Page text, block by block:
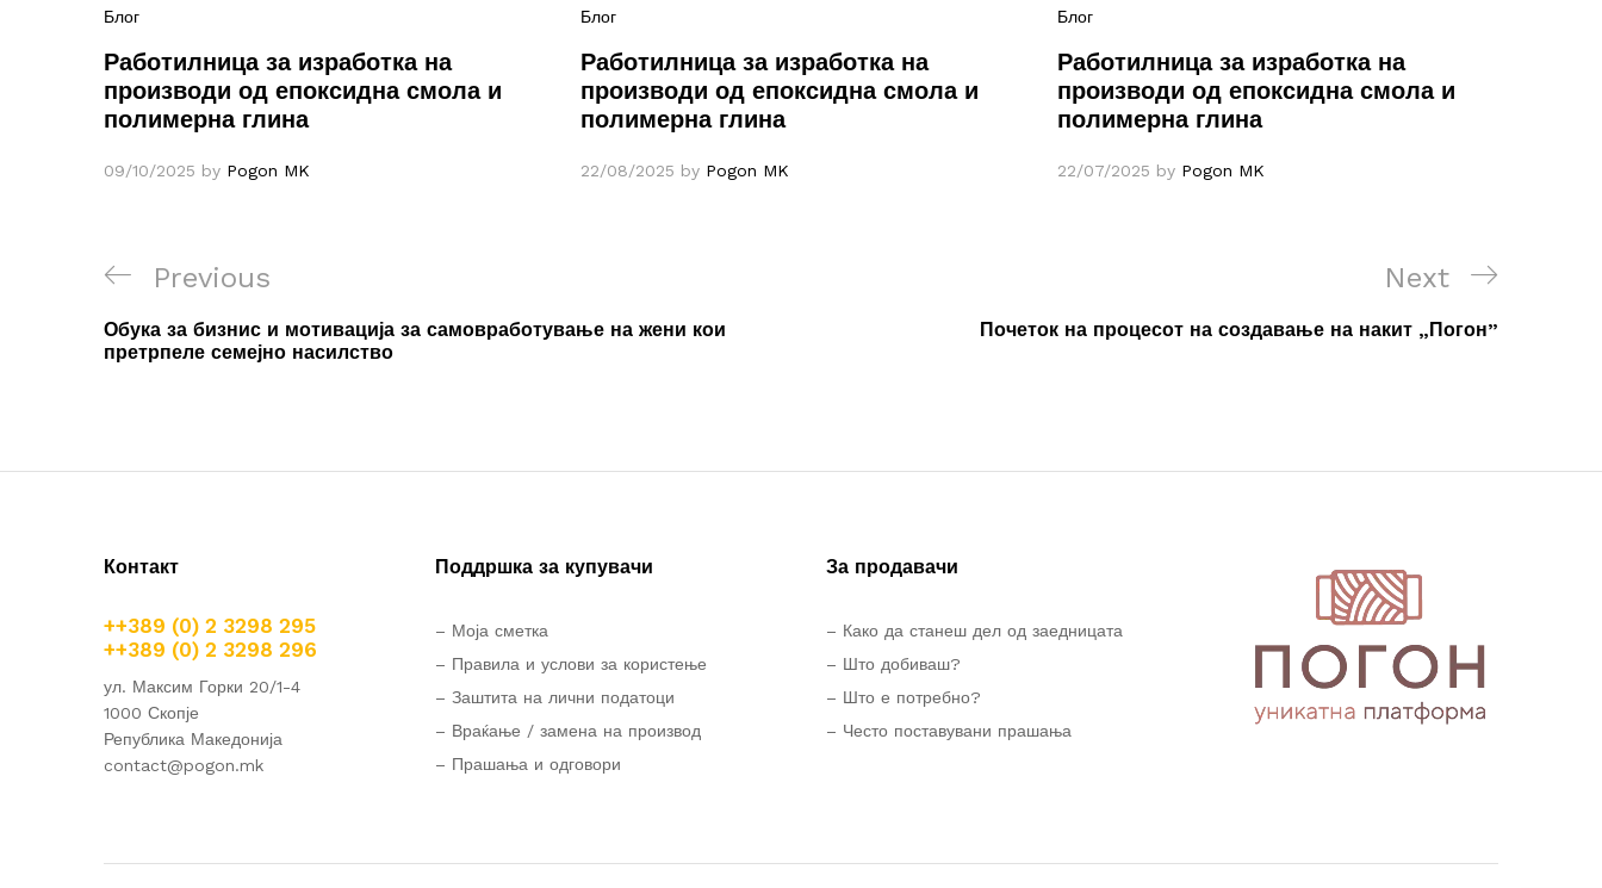
Блог
Работилница за изработка на
производи од епоксидна смола и
полимерна глина
09/10/2025 by Pogon MK
Блог
Работилница за изработка на
производи од епоксидна смола и
полимерна глина
22/08/2025 by Pogon MK
Блог
Работилница за изработка на
производи од епоксидна смола и
полимерна глина
22/07/2025 by Pogon MK
Навигација
на
напис
Previous
Post
Previous
Обука за бизнис и мотивација за самовработување на жени кои
претрпеле семејно насилство
Next
Post
Next
Почеток на процесот на создавање на накит „Погон”
Контакт
++389 (0) 2 3298 295
++389 (0) 2 3298 296
ул. Максим Горки 20/1-4
1000 Скопје
Република Македонија
contact@pogon.mk
Поддршка за купувачи
– Моја сметка
– Правила и услови за користење
– Заштита на лични податоци
– Враќање / замена на производ
– Прашања и одговори
За продавачи
– Како да станеш дел од заедницата
– Што добиваш?
– Што е потребно?
– Често поставувани прашања